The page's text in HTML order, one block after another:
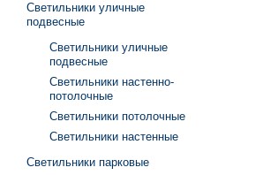
Светильники уличные
подвесные
Светильники уличные
подвесные
Светильники настенно-
потолочные
Светильники потолочные
Светильники настенные
Светильники парковые